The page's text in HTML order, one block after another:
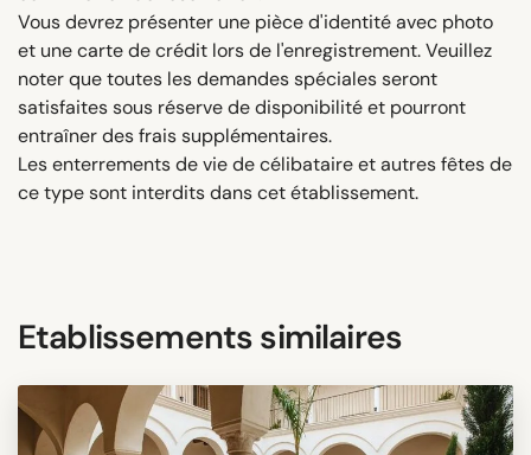
Vous devrez présenter une pièce d'identité avec photo
et une carte de crédit lors de l'enregistrement. Veuillez
noter que toutes les demandes spéciales seront
satisfaites sous réserve de disponibilité et pourront
entraîner des frais supplémentaires.
Les enterrements de vie de célibataire et autres fêtes de
ce type sont interdits dans cet établissement.
Etablissements similaires